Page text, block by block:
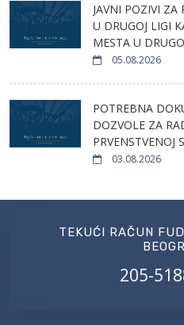
JAVNI POZIVI ZA
U DRUGOJ LIGI
MESTA U
05.08.2026
POTREBNA
DOZVOLE ZA
03.08.2026
TEKUĆI RAČUN
205-